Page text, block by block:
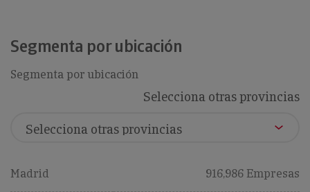
Segmenta por ubicación
Segmenta por ubicación
Selecciona otras provincias
Madrid 916,986 Empresas